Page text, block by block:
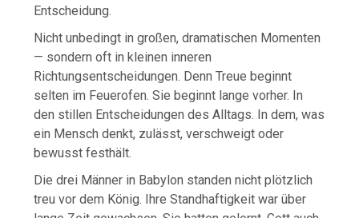
Entscheidung.
Nicht unbedingt in großen, dramatischen Momenten
— sondern oft in kleinen inneren
Richtungsentscheidungen. Denn Treue beginnt
selten im Feuerofen. Sie beginnt lange vorher. In
den stillen Entscheidungen des Alltags. In dem, was
ein Mensch denkt, zulässt, verschweigt oder
bewusst festhält.
Die drei Männer in Babylon standen nicht plötzlich
treu vor dem König. Ihre Standhaftigkeit war über